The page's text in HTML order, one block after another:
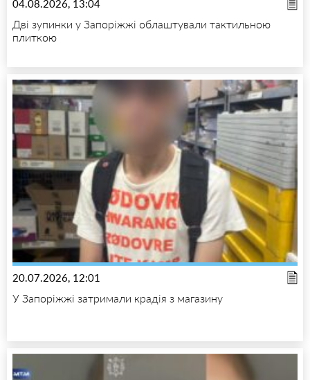
04.08.2026, 13:04
Дві зупинки у Запоріжжі облаштували тактильною
плиткою
20.07.2026, 12:01
У Запоріжжі затримали крадія з магазину